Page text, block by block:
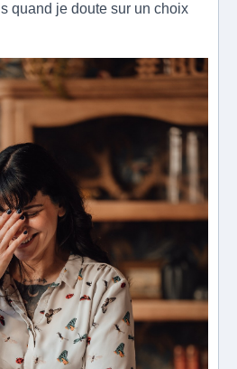
quand je doute sur un choix